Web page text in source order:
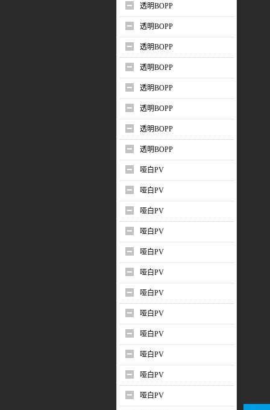
透明BOPP
透明BOPP
透明BOPP
透明BOPP
透明BOPP
透明BOPP
透明BOPP
透明BOPP
哑白PV
哑白PV
哑白PV
哑白PV
哑白PV
哑白PV
哑白PV
哑白PV
哑白PV
哑白PV
哑白PV
哑白PV